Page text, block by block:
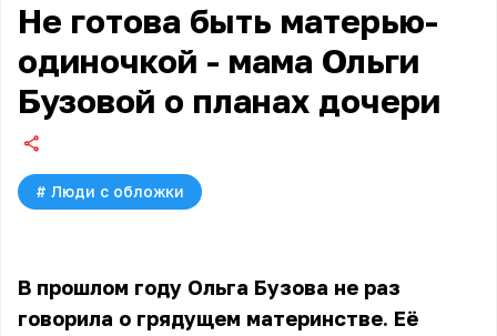
Не готова быть матерью-
одиночкой - мама Ольги
Бузовой о планах дочери
# Люди с обложки
В прошлом году Ольга Бузова не раз
говорила о грядущем материнстве. Её